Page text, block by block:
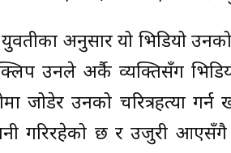
युवतीका अनुसार यो भिडियो
उनले अर्कै व्यक्तिसँग
जोडेर उनको चरित्रहत्या
गरिरहेको छ र उजुरी आएसँगै